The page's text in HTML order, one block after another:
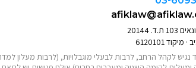
ת.ד. 20144
6120101
לקהל הרחב, לרבות לבעלי מוגבלויות, (לרבות מעלון